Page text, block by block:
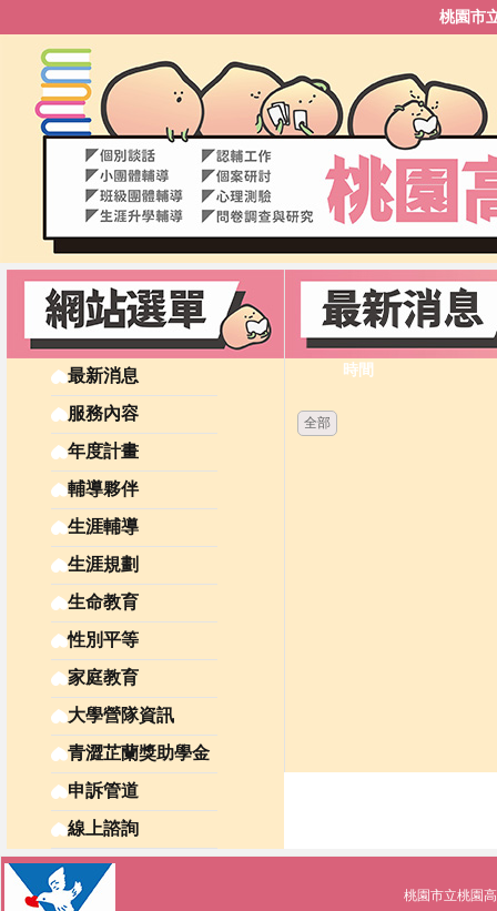
桃園市
最新消息
服務內容
年度計畫
輔導夥伴
生涯輔導
生涯規劃
生命教育
性別平等
家庭教育
大學營隊資訊
青澀芷蘭獎助學金
申訴管道
線上諮詢
時間
全部
桃園市立桃園